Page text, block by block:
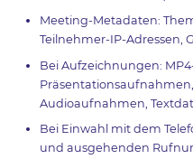
Meeting-Metadaten:
Teilnehmer-IP-Adressen,
Bei Aufzeichnungen:
Audioaufnahmen,
Bei Einwahl mit dem
und ausgehenden